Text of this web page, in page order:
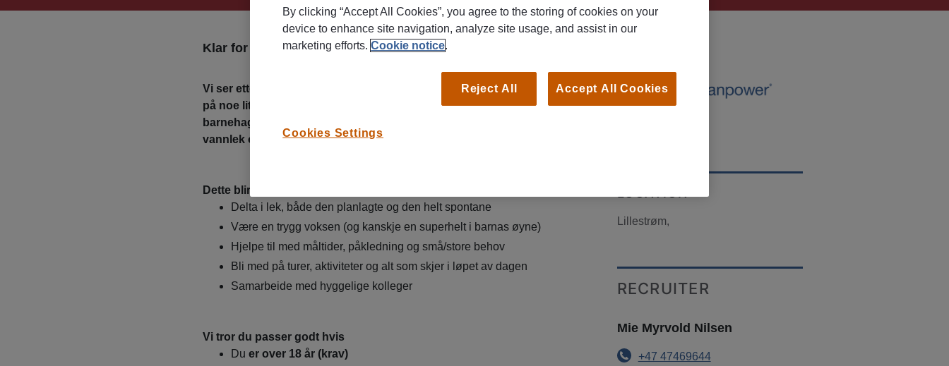
Klar for en meningsfull jobb i barnehage fra høsten?
Vi ser etter deg som vil bruke høsten (eller starte allerede i sommer)
på noe litt mer meningsfullt, nemlig å skape gode dager for barn i
barnehager i Lillestrøm og omegn. Her får du være med på alt fra
vannlek og utelek til spontane dansefester og høytlesning i skyggen.
Dette blir hverdagen din
Delta i lek, både den planlagte og den helt spontane
Være en trygg voksen (og kanskje en superhelt i barnas øyne)
Hjelpe til med måltider, påkledning og små/store behov
Bli med på turer, aktiviteter og alt som skjer i løpet av dagen
Samarbeide med hyggelige kolleger
Vi tror du passer godt hvis
Du er over 18 år (krav)
Lillestrøm,
RECRUITER
Mie Myrvold Nilsen
+47 47469644
By clicking “Accept All Cookies”, you agree to the storing of cookies on your
device to enhance site navigation, analyze site usage, and assist in our
marketing efforts.Cookie notice.
Cookies Settings
Reject All Accept All Cookies